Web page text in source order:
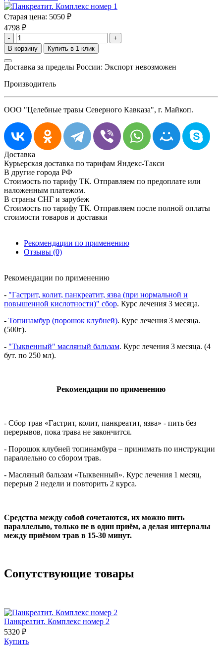
Старая цена: 5050 ₽
4798 ₽
- +
Доставка за пределы России: Экспорт невозможен
Производитель
ООО "Целебные травы Северного Кавказа", г. Майкоп.
Доставка
Курьерская доставка по тарифам Яндекс-Такси
В другие города РФ
Стоимость по тарифу ТК. Отправляем по предоплате или
наложенным платежом.
В страны СНГ и зарубеж
Стоимость по тарифу ТК. Отправляем после полной оплаты
стоимости товаров и доставки
Рекомендации по применению
Отзывы (0)
Рекомендации по применению
- "Гастрит, колит, панкреатит, язва (при нормальной и
повышенной кислотности)" сбор. Курс лечения 3 месяца.
- Топинамбур (порошок клубней). Курс лечения 3 месяца.
(500г).
- "Тыквенный" масляный бальзам. Курс лечения 3 месяца. (4
бут. по 250 мл).
Рекомендации по применению
- Сбор трав «Гастрит, колит, панкреатит, язва» - пить без
перерывов, пока трава не закончится.
- Порошок клубней топинамбура – принимать по инструкции
параллельно со сбором трав.
- Масляный бальзам «Тыквенный». Курс лечения 1 месяц,
перерыв 2 недели и повторить 2 курса.
Средства между собой сочетаются, их можно пить
параллельно, только не в один приём, а делая интервалы
между приёмом трав в 15-30 минут.
Сопутствующие товары
Панкреатит. Комплекс номер 2
5320 ₽
Купить